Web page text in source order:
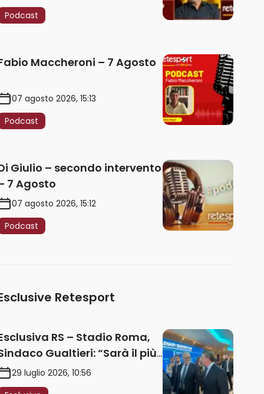
Podcast
Maccheroni – 7 Agosto
07 agosto 2026, 15:13
Podcast
Giulio – secondo intervento
7 Agosto
07 agosto 2026, 15:12
Podcast
Retesport
RS – Stadio Roma,
Gualtieri: “Sarà il più
del mondo. Assoluta
politica. Prima pietra nel
29 luglio 2026, 10:56